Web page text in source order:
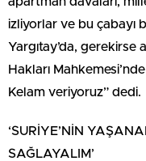
izliyorlar ve bu çabayı
Yargıtay’da,
Hakları
Kelam veriyoruz” dedi.
‘SURİYE’NİN
SAĞLAYALIM’